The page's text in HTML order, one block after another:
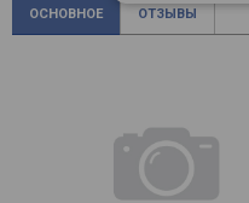
ОСНОВНОЕ ОТЗЫВЫ